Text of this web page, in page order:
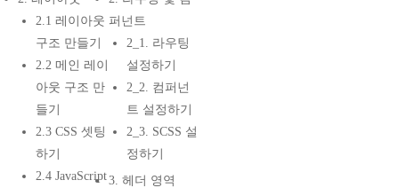
2.1 레이아웃
구조 만들기
2.2 메인 레이
아웃 구조 만
들기
2.3 CSS 셋팅
하기
2.4 JavaScript
퍼넌트
2_1. 라우팅
설정하기
2_2. 컴퍼넌
트 설정하기
2_3. SCSS 설
정하기
3. 헤더 영역